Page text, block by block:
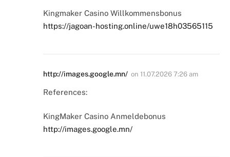
Kingmaker Casino Willkommensbonus
https://jagoan-hosting.online/uwe18h03565115
http://images.google.mn/ on 11.07.2026 7:26 am
References:
KingMaker Casino Anmeldebonus
http://images.google.mn/